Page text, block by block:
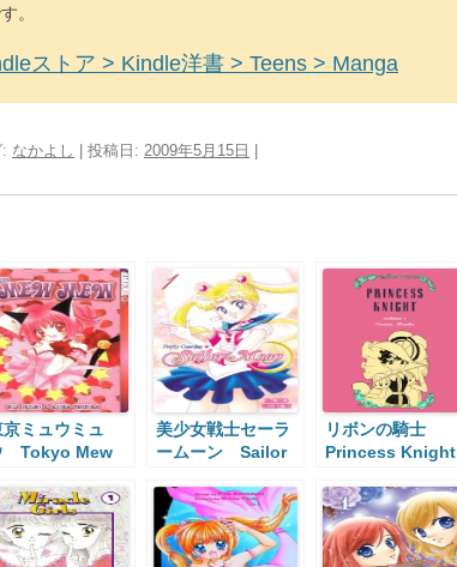
。
ストア > Kindle洋書 > Teens > Manga
なかよし | 投稿日: 2009年5月15日
京ミュウミュ
Tokyo Mew
美少女戦士セーラ
ームーン Sailor
リボンの騎士
Princess Knight